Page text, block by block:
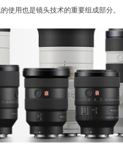
使用也是镜头技术的重要组成部分。